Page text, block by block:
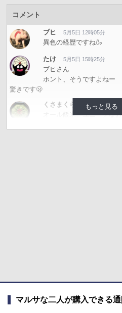
コメント
ブヒ 5月5日 12時05分
異色の経歴ですね🍶
たけ 5月5日 15時25分
ブヒさん
ホント、そうですよねー
驚きです🫢
くさまくら 5月6日 13時50
オール飯米、ユニークな
もっと見る
マルサな二人が購入できる